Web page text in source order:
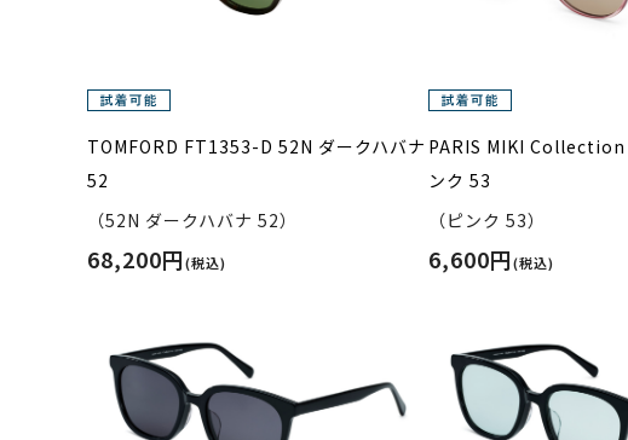
TOMFORD FT1353-D 52N ダークハバナ
52
（52N ダークハバナ 52）
68,200円(税込)
PARIS MIKI Collection
ンク 53
（ピンク 53）
6,600円(税込)